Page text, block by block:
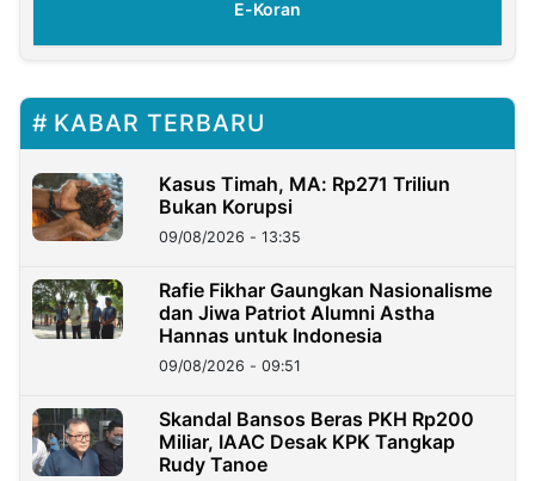
E-Koran
KABAR TERBARU
Kasus Timah, MA: Rp271 Triliun
Bukan Korupsi
09/08/2026 - 13:35
Rafie Fikhar Gaungkan Nasionalisme
dan Jiwa Patriot Alumni Astha
Hannas untuk Indonesia
09/08/2026 - 09:51
Skandal Bansos Beras PKH Rp200
Miliar, IAAC Desak KPK Tangkap
Rudy Tanoe